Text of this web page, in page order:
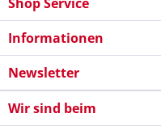
Informationen
Newsletter
Wir sind beim